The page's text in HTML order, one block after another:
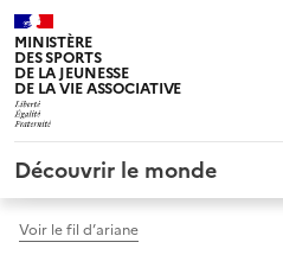
MINISTÈRE
DES SPORTS
DE LA JEUNESSE
DE LA VIE ASSOCIATIVE
Découvrir le monde
Voir le fil d’ariane
Panneau de gestion des cookies